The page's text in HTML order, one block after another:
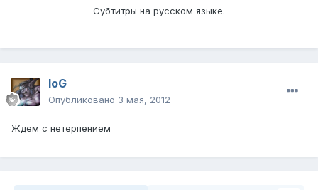
Субтитры на русском языке.
IoG
Опубликовано 3 мая, 2012
Ждем с нетерпением